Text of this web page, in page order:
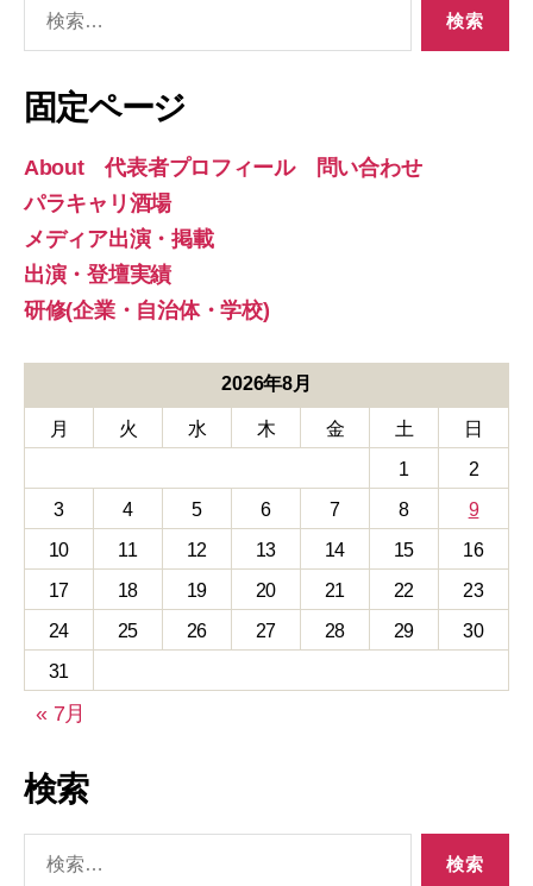
象:
固定ページ
About 代表者プロフィール 問い合わせ
パラキャリ酒場
メディア出演・掲載
出演・登壇実績
研修(企業・自治体・学校)
2026年8月
月 火 水 木 金 土
日
1
2
3
4 5 6 7 8
9
10
11 12 13 14 15
16
17
18 19 20 21 22
23
24
25 26 27 28 29
30
31
« 7月
検索